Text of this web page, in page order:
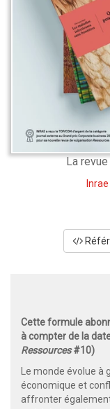
La
Inrae
Cette formule
à compter de la
Ressources#10)
Le monde évolue à
économique et
affronter